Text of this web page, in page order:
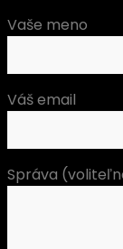
Vaše meno
Váš email
Správa